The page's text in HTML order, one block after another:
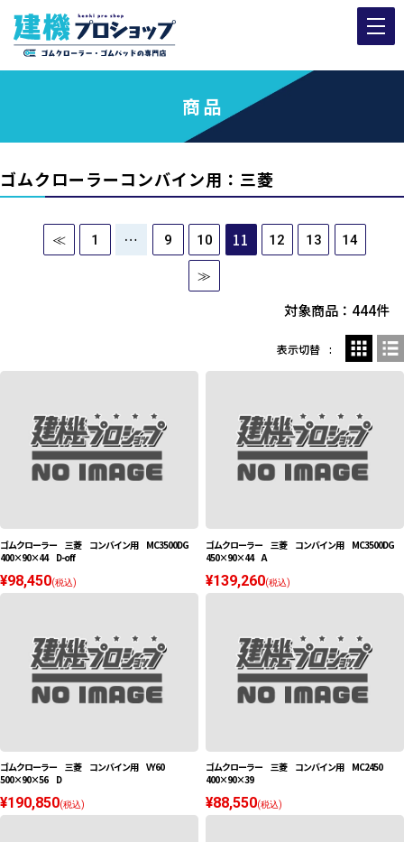
商品
ゴムクローラーコンバイン用：三菱
≪ 1 … 9 10 11 12 13 14
≫
対象商品：444件
表示切替
ゴムクローラー 三菱 コンバイン用 MC3500DG
400×90×44 D-off
¥98,450(税込)
ゴムクローラー 三菱 コンバイン用 MC3500DG
450×90×44 A
¥139,260(税込)
ゴムクローラー 三菱 コンバイン用 VY60
500×90×56 D
¥190,850(税込)
ゴムクローラー 三菱 コンバイン用 MC2450
400×90×39
¥88,550(税込)